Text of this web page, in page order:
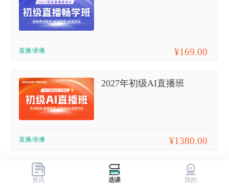
直播/录播 ¥169.00
2027年初级AI直播班
直播/录播 ¥1380.00
资讯 选课 我的